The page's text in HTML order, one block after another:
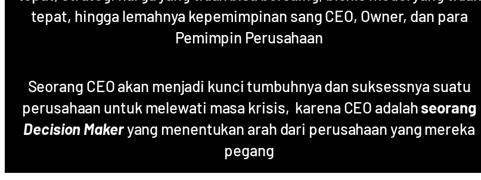
tepat, hingga lemahnya kepemimpinan sang CEO, Owner, dan para
Pemimpin Perusahaan
Seorang CEO akan menjadi kunci tumbuhnya dan suksessnya suatu
perusahaan untuk melewati masa krisis, karena CEO adalahseorang
Decision Makeryang menentukan arah dari perusahaan yang mereka
pegang